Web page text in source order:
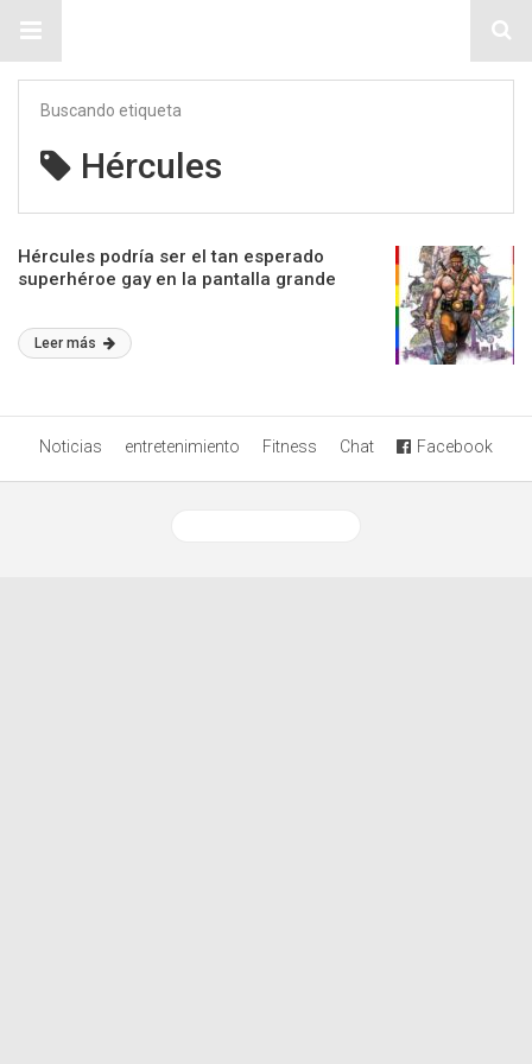
Buscando etiqueta
Hércules
Hércules podría ser el tan esperado
superhéroe gay en la pantalla grande
Leer más
Noticias entretenimiento Fitness Chat Facebook